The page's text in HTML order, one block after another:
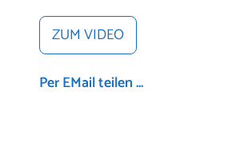
ZUM VIDEO
Per EMail teilen ...